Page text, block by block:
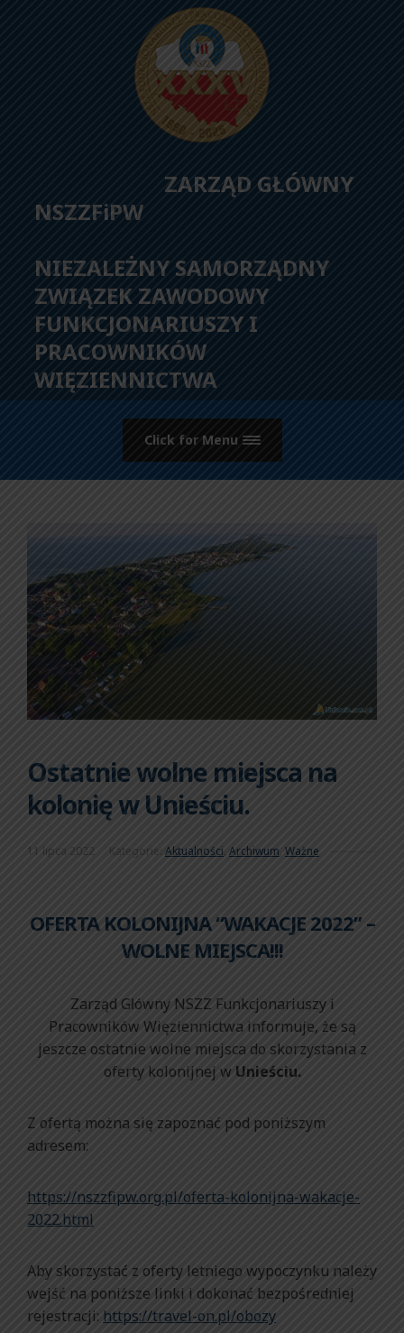
ZARZĄD GŁÓWNY
NSZZFiPW
NIEZALEŻNY SAMORZĄDNY
ZWIĄZEK ZAWODOWY
FUNKCJONARIUSZY I
PRACOWNIKÓW
WIĘZIENNICTWA
Click for Menu
Ostatnie wolne miejsca na
kolonię w Unieściu.
11 lipca 2022 Kategorie: Aktualności, Archiwum Ważne
OFERTA KOLONIJNA “WAKACJE 2022” –
WOLNE MIEJSCA!!!
Zarząd Główny NSZZ Funkcjonariuszy i
Pracowników Więziennictwa informuje, że są
jeszcze ostatnie wolne miejsca do skorzystania z
oferty kolonijnej w Unieściu.
Z ofertą można się zapoznać pod poniższym
adresem:
https://nszzfipw.org.pl/oferta-kolonijna-wakacje-
2022.html
Aby skorzystać z oferty letniego wypoczynku należy
wejść na poniższe linki i dokonać bezpośredniej
rejestracji: https://travel-on.pl/obozy